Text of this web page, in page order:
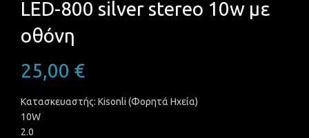
LED-800 silver stereo 10w με
οθόνη
25,00 €
Κατασκευαστής: Kisonli (Φορητά Ηχεία)
10W
2.0